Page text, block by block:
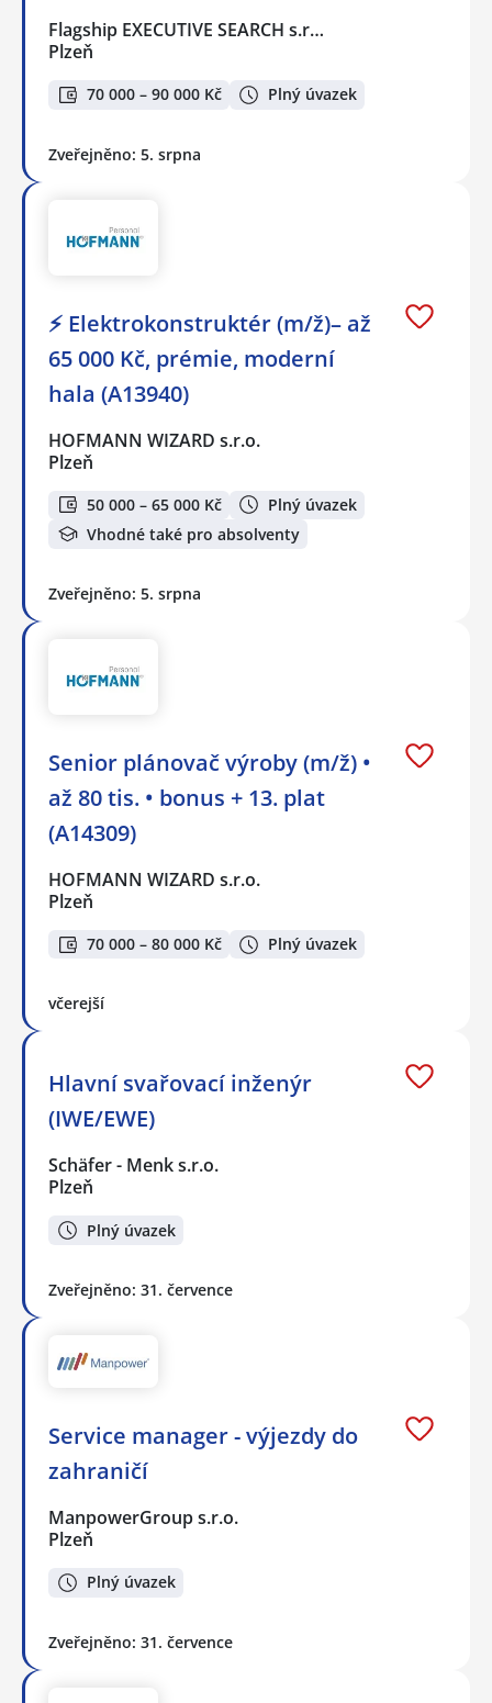
Flagship EXECUTIVE SEARCH s.r…
Plzeň
70 000 – 90 000 Kč Plný úvazek
Zveřejněno: 5. srpna
⚡ Elektrokonstruktér (m/ž)– až
65 000 Kč, prémie, moderní
hala (A13940)
HOFMANN WIZARD s.r.o.
Plzeň
50 000 – 65 000 Kč
Plný úvazek
Vhodné také pro absolventy
Zveřejněno: 5. srpna
Senior plánovač výroby (m/ž) •
až 80 tis. • bonus + 13. plat
(A14309)
HOFMANN WIZARD s.r.o.
Plzeň
70 000 – 80 000 Kč Plný úvazek
včerejší
Hlavní svařovací inženýr
(IWE/EWE)
Schäfer - Menk s.r.o.
Plzeň
Plný úvazek
Zveřejněno: 31. července
Service manager - výjezdy do
zahraničí
ManpowerGroup s.r.o.
Plzeň
Plný úvazek
Zveřejněno: 31. července